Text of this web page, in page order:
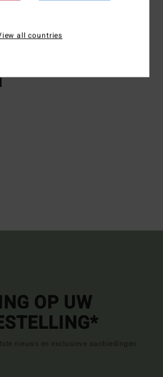
OP UW
nieuws en exclusieve aanbiedingen
all countries